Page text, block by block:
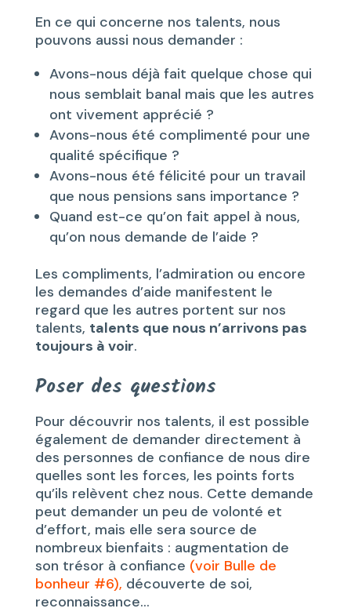
En ce qui concerne nos talents, nous
pouvons aussi nous demander :
Avons-nous déjà fait quelque chose qui
nous semblait banal mais que les autres
ont vivement apprécié ?
Avons-nous été complimenté pour une
qualité spécifique ?
Avons-nous été félicité pour un travail
que nous pensions sans importance ?
Quand est-ce qu’on fait appel à nous,
qu’on nous demande de l’aide ?
Les compliments, l’admiration ou encore
les demandes d’aide manifestent le
regard que les autres portent sur nos
talents, talents que nous n’arrivons pas
toujours à voir.
Poser des questions
Pour découvrir nos talents, il est possible
également de demander directement à
des personnes de confiance de nous dire
quelles sont les forces, les points forts
qu’ils relèvent chez nous. Cette demande
peut demander un peu de volonté et
d’effort, mais elle sera source de
nombreux bienfaits : augmentation de
son trésor à confiance (voir Bulle de
bonheur #6), découverte de soi,
reconnaissance…